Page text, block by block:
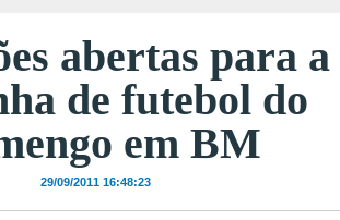
abertas para a
de futebol do
em BM
29/09/2011 16:48:23